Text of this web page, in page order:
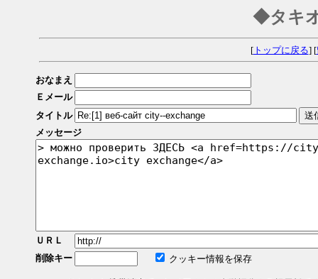
◆タキ
[トップに戻る] [
おなまえ
Ｅメール
タイトル
メッセージ
ＵＲＬ
削除キー
クッキー情報を保存